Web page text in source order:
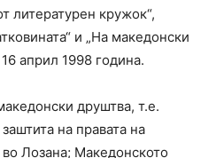
литературен кружок“,
и „На македонски
април 1998 година.
друштва, т.е.
на правата на
Лозана; Македонското